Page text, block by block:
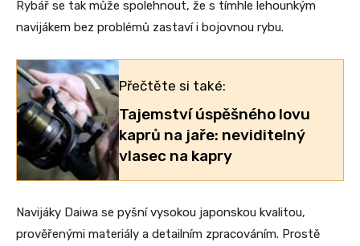
Rybář se tak může spolehnout, že s tímhle lehounkým
navijákem bez problémů zastaví i bojovnou rybu.
Přečtěte si také:
Tajemství úspěšného lovu
kaprů na jaře: neviditelný
vlasec na kapry
Navijáky Daiwa se pyšní vysokou japonskou kvalitou,
prověřenými materiály a detailním zpracováním. Prostě